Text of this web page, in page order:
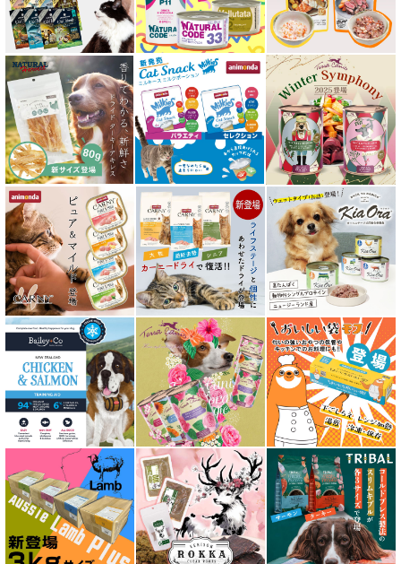
特集 穀物不使用 キャットフード（ドライ）
エアドライ キャットフード
フリーズドライ キャットフード
おやつ全アイテム
素材そのまま
アイファクトリーおやつ
アタスキャット Aatas Cat
アディクション Addiction
アニモンダ ANIMONDA
アマノヴァ Amanova
アルモネイチャー almo nature
アンブロシア AMBROSIA
アートゥー AATU